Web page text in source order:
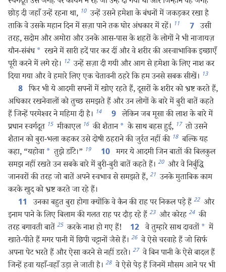
छोड़ दी जहाँ उन्हें रहना था, 10 उन्हें उसने हमेशा के बंधनों में जकड़कर रखा है
ताकि वे उसके महान दिन में सज़ा पाने तक घोर अंधकार में रहें। 11 7 उसी
तरह, सदोम और अमोरा और उनके आस-पास के शहरों के लोगों ने भी नाजायज़
यौन-संबंध * रखने में सारी हदें पार कर दीं और वे शरीर की अस्वाभाविक इच्छाएँ
पूरी करने में लगे रहे। 12 उन्हें सज़ा दी गयी और आग से हमेशा के लिए नाश कर
दिया गया और वे हमारे लिए एक चेतावनी ठहरे कि हम उनसे सबक सीखें। 13
8 फिर भी ये आदमी सपनों में खोए रहते हैं, दूसरों के शरीर को भ्रष्ट करते हैं,
अधिकार रखनेवालों को तुच्छ समझते हैं और उन लोगों के बारे में बुरी बातें कहते
हैं जिन्हें परमेश्‍वर ने महिमा दी है। 14 9 लेकिन जब मूसा की लाश के बारे में
प्रधान स्वर्गदूत 15 मीकाएल 16 की शैतान * के साथ बहस हुई, 17 तो उसने
शैतान को बुरा-भला कहकर उसे दोषी ठहराने की जुर्रत नहीं की 18 बल्कि यह
कहा, “यहोवा * तुझे डाँटे।” 19 10 मगर ये आदमी जिन बातों की बिलकुल
समझ नहीं रखते उन सबके बारे में बुरी-बुरी बातें कहते हैं। 20 और वे निर्बुद्धि
जानवरों की तरह जो बातें अपने स्वभाव से समझते हैं, 21 उनके मुताबिक काम
करके खुद को भ्रष्ट करते जा रहे हैं।
11 उनका बहुत बुरा होगा क्योंकि वे कैन की राह पर निकल पड़े हैं 22 और
इनाम पाने के लिए बिलाम की गलत राह पर दौड़ रहे हैं 23 और कोरह 24 की
तरह बगावती बातें 25 करके नाश हो गए हैं! 12 वे तुम्हारे साथ दावतों * में
खाते-पीते हैं मगर पानी में छिपी चट्टानों जैसे हैं। 26 वे ऐसे चरवाहे हैं जो सिर्फ
अपना पेट भरते हैं और ऐसा करने से नहीं डरते। 27 वे बिन पानी के ऐसे बादल हैं
जिन्हें हवा यहाँ-वहाँ उड़ा ले जाती है। 28 वे ऐसे पेड़ हैं जिनमें मौसम आने पर भी